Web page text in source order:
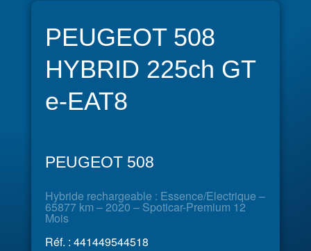
PEUGEOT 508
HYBRID 225ch GT
e-EAT8
PEUGEOT 508
Hybride rechargeable : Essence/Electrique –
65877 km – 2020 – Spoticar-Premium 12
Mois
Réf. : 441449544518